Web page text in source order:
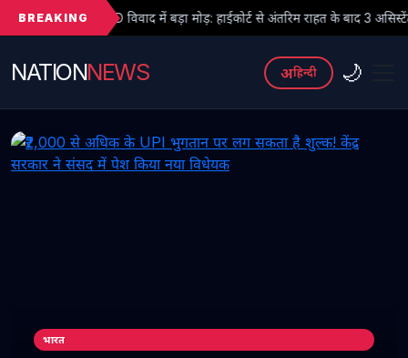
BREAKING
में बड़ा मोड़: हाईकोर्ट से अंतरिम राहत के बाद 3 असिस्टेंट प्रोफेसरों ने फिर
NATIONNEWS अहिन्दी 🌙
भारत